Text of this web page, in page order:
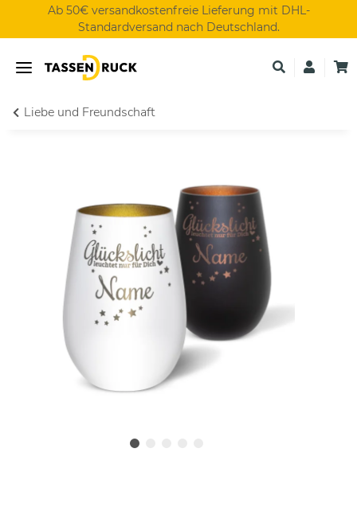
Ab 50€ versandkostenfreie Lieferung mit DHL-
Standardversand nach Deutschland.
Liebe und Freundschaft